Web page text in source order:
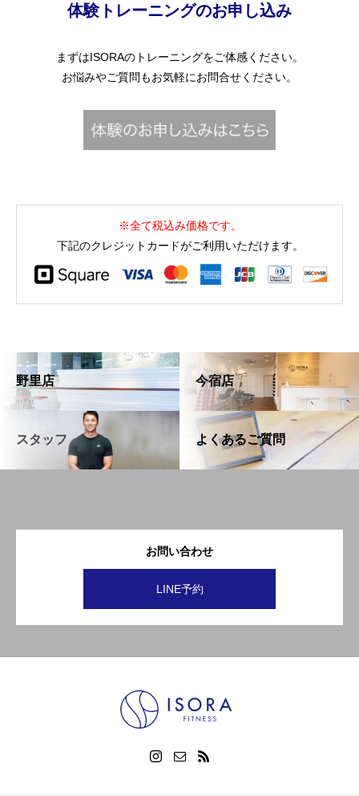
体験トレーニングのお申し込み
まずはISORAのトレーニングをご体感ください。
お悩みやご質問もお気軽にお問合せください。
※全て税込み価格です。
下記のクレジットカードがご利用いただけます。
野里店 今宿店
スタッフ よくあるご質問
お問い合わせ
LINE予約